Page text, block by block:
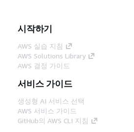
시작하기
AWS 실습 지침
AWS Solutions Library
AWS 결정 가이드
서비스 가이드
생성형 AI 서비스 선택
AWS 서비스 가이드
GitHub의 AWS CLI 지침